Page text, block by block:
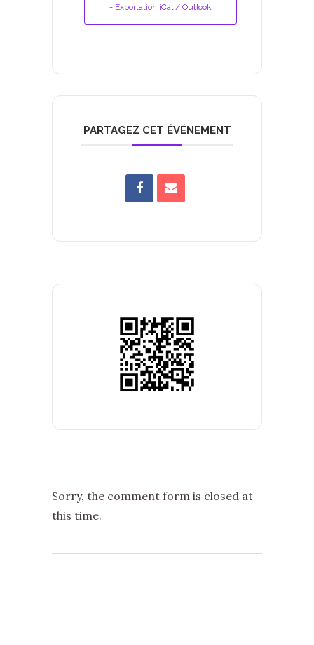
+ Exportation iCal / Outlook
PARTAGEZ CET ÉVÉNEMENT
Sorry, the comment form is closed at
this time.